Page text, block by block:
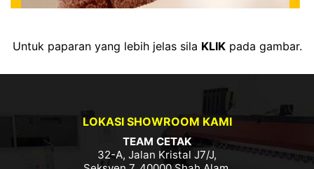
Untuk paparan yang lebih jelas sila KLIKpada gambar.
LOKASI SHOWROOM KAMI
TEAM CETAK
32-A, Jalan Kristal J7/J,